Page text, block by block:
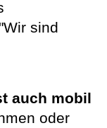
sind
auch mobil
oder